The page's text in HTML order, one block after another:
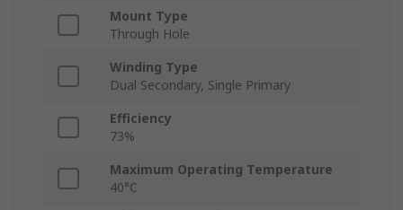
Mount Type
Through Hole
Winding Type
Dual Secondary, Single Primary
Efficiency
73%
Maximum Operating Temperature
40°C